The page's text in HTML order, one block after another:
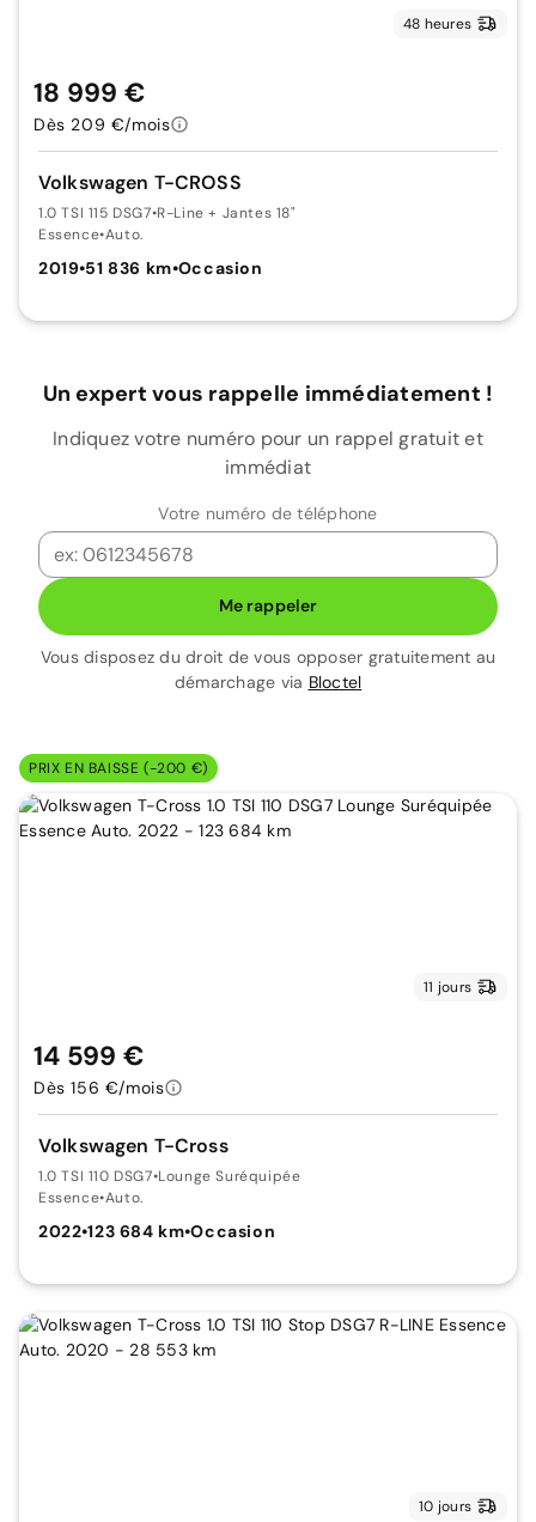
48 heures
Volkswagen T-CROSS
1.0 TSI 115 DSG7•R-Line + Jantes 18"
Essence•Auto.
2019•51 836 km•Occasion
18 999 €
Dès 209 €/mois
Un expert vous rappelle immédiatement !
Indiquez votre numéro pour un rappel gratuit et
immédiat
Votre numéro de téléphone
Me rappeler
Vous disposez du droit de vous opposer gratuitement au
démarchage via Bloctel
PRIX EN BAISSE (-200 €)
11 jours
Volkswagen T-Cross
1.0 TSI 110 DSG7•Lounge Suréquipée
Essence•Auto.
2022•123 684 km•Occasion
14 599 €
Dès 156 €/mois
10 jours